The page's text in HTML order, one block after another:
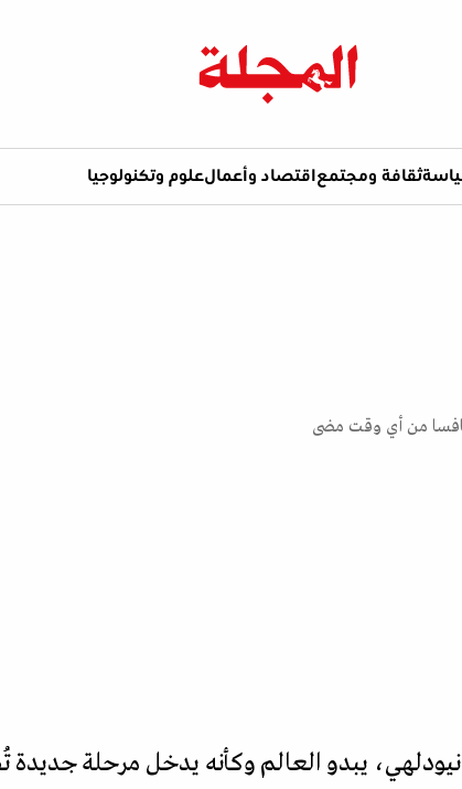
ثقافة ومجتمع اقتصاد وأعمالعلوم وتكنولوجيا
تنافسا من أي وقت مضى
يبدو العالم وكأنه يدخل مرحلة جديدة